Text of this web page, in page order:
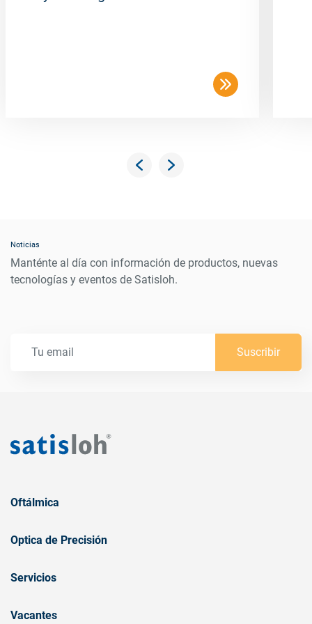
Noticias
Manténte al día con información de productos, nuevas
tecnologías y eventos de Satisloh.
Suscribir
Oftálmica
Optica de Precisión
Servicios
Vacantes